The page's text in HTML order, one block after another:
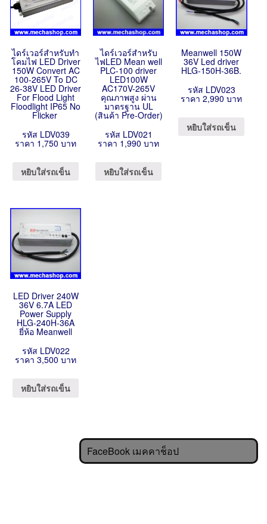
ไดร์เวอร์สำหรับทำ
โคมไฟ LED Driver
150W Convert AC
100-265V To DC
26-38V LED Driver
For Flood Light
Floodlight IP65 No
Flicker
รหัส LDV039
ราคา 1,750 บาท
หยิบใส่รถเข็น
ไดร์เวอร์สำหรับ
ไฟLED Mean well
PLC-100 driver
LED100W
AC170V-265V
คุณภาพสูง ผ่าน
มาตรฐาน UL
(สินค้า Pre-Order)
รหัส LDV021
ราคา 1,990 บาท
หยิบใส่รถเข็น
Meanwell 150W
36V Led driver
HLG-150H-36B.
รหัส LDV023
ราคา 2,990 บาท
หยิบใส่รถเข็น
LED Driver 240W
36V 6.7A LED
Power Supply
HLG-240H-36A
ยี่ห้อ Meanwell
รหัส LDV022
ราคา 3,500 บาท
หยิบใส่รถเข็น
FaceBook เมคคาช็อป